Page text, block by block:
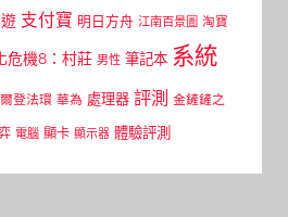
支付寶 明日方舟 江南百景圖 淘寶
危機8：村莊 男性 筆記本 系統
登法環 華為 處理器 評測 金鏟鏟之
電腦 顯卡 顯示器 體驗評測